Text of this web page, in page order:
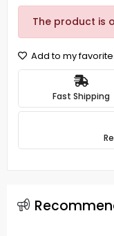
The product is
Add to my
Fast Shipping